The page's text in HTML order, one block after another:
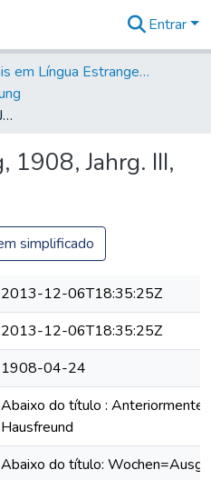
na
Entrar
Jornais em Língua Estrangeira
Deutsche Zeitung, 1908, Jahrg. III, nr. 043
1908, Jahrg. III,
simplificado
2013-12-06T18:35:25Z
2013-12-06T18:35:25Z
1908-04-24
Abaixo do título : Anteriormente,
Hausfreund
Abaixo do título: